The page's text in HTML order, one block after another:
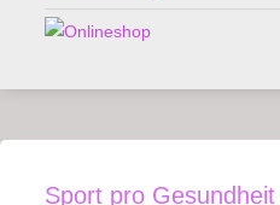
Sport pro Gesundheit